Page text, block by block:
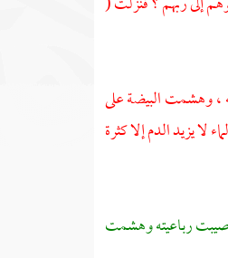
، وهشمت البيضة على
لا يزيد الدم إلا كثرة
رباعيته وهشمت